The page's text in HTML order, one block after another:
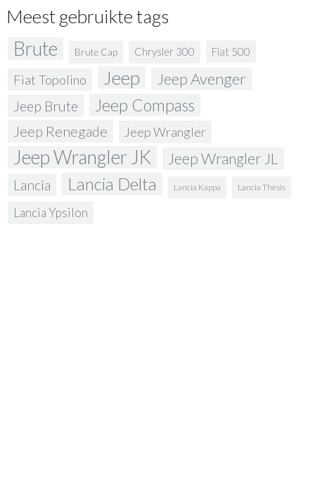
Meest gebruikte tags
Brute Brute Cap Chrysler 300 Fiat 500
Fiat Topolino Jeep Jeep Avenger
Jeep Brute Jeep Compass
Jeep Renegade Jeep Wrangler
Jeep Wrangler JK Jeep Wrangler JL
Lancia Lancia Delta Lancia Kappa Lancia Thesis
Lancia Ypsilon